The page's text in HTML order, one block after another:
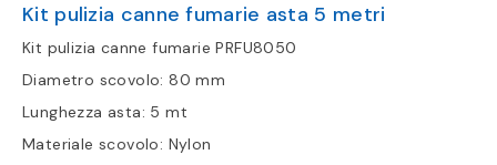
Kit pulizia canne fumarie asta 5 metri
Kit pulizia canne fumarie PRFU8050
Diametro scovolo: 80 mm
Lunghezza asta: 5 mt
Materiale scovolo: Nylon